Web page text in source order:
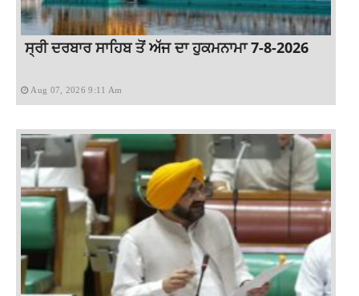
ਸ੍ਰੀ ਦਰਬਾਰ ਸਾਹਿਬ ਤੋਂ ਅੱਜ ਦਾ ਹੁਕਮਨਾਮਾ 7-8-2026
Aug 07, 2026 9:11 Am